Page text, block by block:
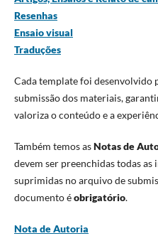
Resenhas
Ensaio visual
Traduções
Cada template foi desenvolvido
submissão dos materiais,
valoriza o conteúdo e a
Também temos asNotas de
devem ser preenchidas todas as
suprimidas no arquivo de
documento éobrigatório.
Nota de Autoria